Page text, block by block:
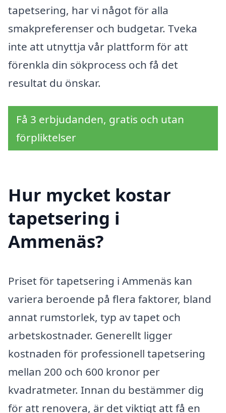
tapetsering, har vi något för alla
smakpreferenser och budgetar. Tveka
inte att utnyttja vår plattform för att
förenkla din sökprocess och få det
resultat du önskar.
Få 3 erbjudanden, gratis och utan
förpliktelser
Hur mycket kostar
tapetsering i
Ammenäs?
Priset för tapetsering i Ammenäs kan
variera beroende på flera faktorer, bland
annat rumstorlek, typ av tapet och
arbetskostnader. Generellt ligger
kostnaden för professionell tapetsering
mellan 200 och 600 kronor per
kvadratmeter. Innan du bestämmer dig
för att renovera, är det viktigt att få en